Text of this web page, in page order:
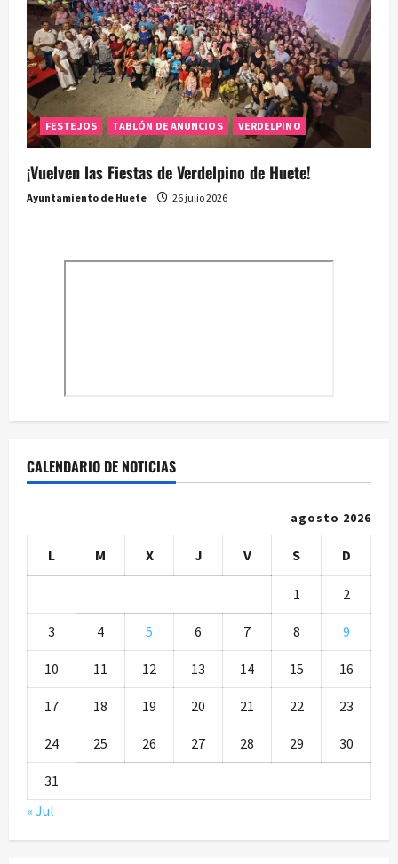
FESTEJOS TABLÓN DE ANUNCIOS VERDELPINO
¡Vuelven las Fiestas de Verdelpino de Huete!
Ayuntamiento de Huete 26 julio 2026
CALENDARIO DE NOTICIAS
agosto 2026
L M X J V S D
1 2
3 4 5 6 7 8 9
10 11 12 13 14 15 16
17 18 19 20 21 22 23
24 25 26 27 28 29 30
31
« Jul